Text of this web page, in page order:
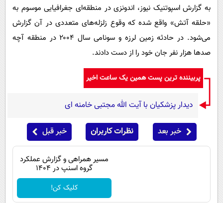
به گزارش اسپوتنیک نیوز، اندونزی در منطقه‌ای جغرافیایی موسوم به
«حلقه آتش» واقع شده که وقوع زلزله‌های متعددی در آن گزارش
می‌شود. در حادثه زمین لرزه و سونامی سال ۲۰۰۴ در منطقه آچه
صد‌ها هزار نفر جان خود را از دست دادند.
پربیننده ترین پست همین یک ساعت اخیر
دیدار پزشکیان با آیت الله مجتبی خامنه ای
خبر بعد نظرات کاربران خبر قبل
مسیر همراهی و گزارش عملکرد
گروه اسنپ در ۱۴۰۴
کلیک کن!